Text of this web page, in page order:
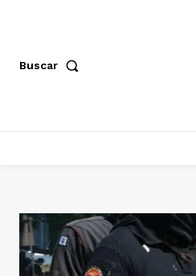
Buscar